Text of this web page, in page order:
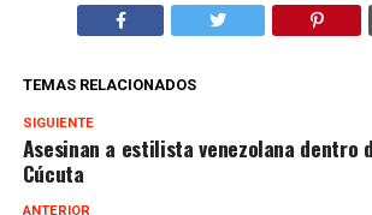
TEMAS RELACIONADOS
SIGUIENTE
Asesinan a estilista venezolana dentro
Cúcuta
ANTERIOR